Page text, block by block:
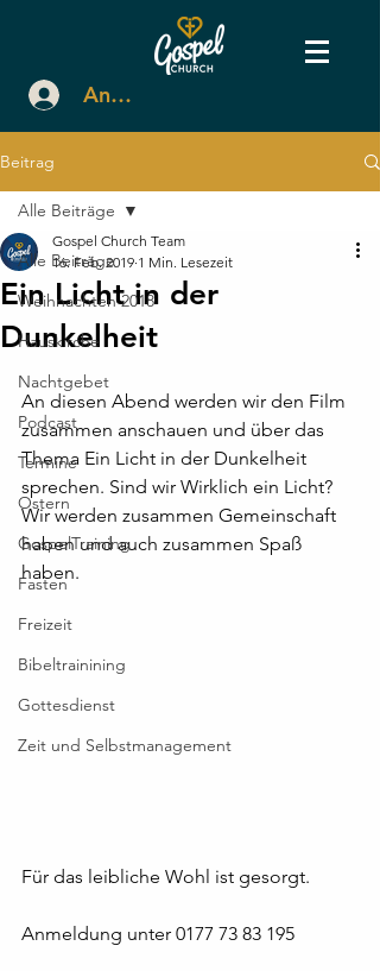
Anmelden
Beitrag
Alle Beiträge
Weihnachten 2018
Hauskirche
Nachtgebet
Podcast
Termine
Ostern
GospelTraining
Fasten
Freizeit
Bibeltrainining
Gottesdienst
Zeit und Selbstmanagement
Alle Beiträge
Ein Licht in der
Dunkelheit
Gospel Church Team
16. Feb. 2019 1 Min. Lesezeit
An diesen Abend werden wir den Film
zusammen anschauen und über das
Thema Ein Licht in der Dunkelheit
sprechen. Sind wir Wirklich ein Licht?
Wir werden zusammen Gemeinschaft
haben und auch zusammen Spaß
haben.
Für das leibliche Wohl ist gesorgt.
Anmeldung unter 0177 73 83 195